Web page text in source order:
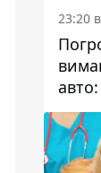
23:20